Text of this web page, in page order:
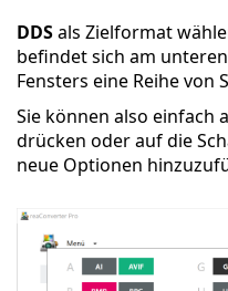
DDSals Zielformat
befindet sich am
Fensters eine Reihe von
Sie können also einfach
drücken oder auf die
neue Optionen